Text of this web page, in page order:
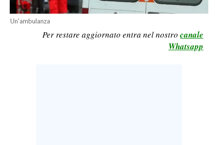
SPORT IN SARDEGNA
Un'ambulanza
Per restare aggiornato entra nel nostro canale
Whatsapp